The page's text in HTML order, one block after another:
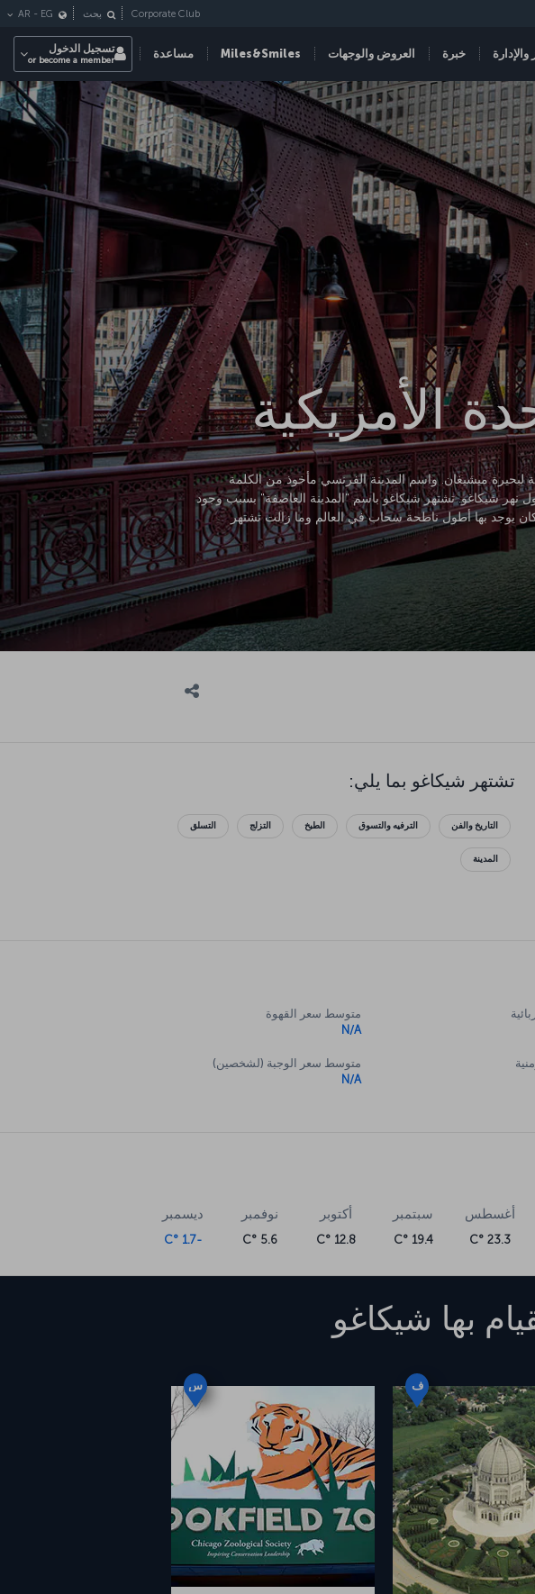
والإدارة خبرة العروض والوجهات Miles&Smiles مساعدة
Corporate Club بحث AR - EG
تسجيل الدخول
or become a member
الأمريكية
لبحيرة ميشيغان. واسم المدينة الفرنسي مأخوذ من الكلمة
نهر شيكاغو. تشتهر شيكاغو باسم "المدينة العاصفة" بسبب وجود
يوجد بها أطول ناطحة سحاب في العالم وما زالت تشتهر
تشتهر شيكاغو بما يلي:
التاريخ والفن الترفيه والتسوق الطبخ التزلج التسلق
المدينة
متوسط سعر القهوة
N/A
متوسط سعر الوجبة (لشخصين)
N/A
أغسطس
23.3 °C
سبتمبر
19.4 °C
أكتوبر
12.8 °C
نوفمبر
5.6 °C
ديسمبر
-1.7 °C
بها شيكاغو
ف س